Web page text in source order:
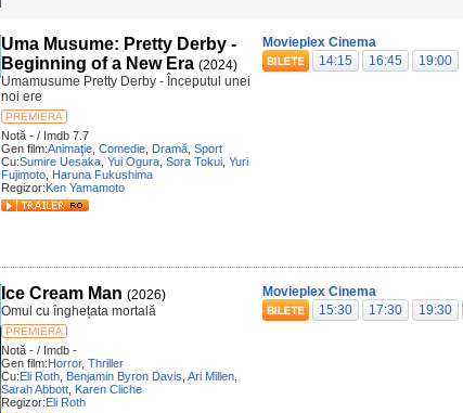
Uma Musume: Pretty Derby -
Beginning of a New Era (2024)
Umamusume Pretty Derby - Începutul unei
noi ere
PREMIERA
Notă - / Imdb 7.7
Gen film:Animaţie Comedie Dramă Sport
Cu:Sumire Uesaka Yui Ogura Sora Tokui Yuri
Fujimoto Haruna Fukushima
Regizor:Ken Yamamoto
Movieplex Cinema
14:15
16:45 19:00
Ice Cream Man (2026)
Omul cu înghețata mortală
PREMIERA
Notă - / Imdb -
Gen film:Horror, Thriller
Cu:Eli Roth Benjamin Byron Davis Ari Millen
Sarah Abbott Karen Cliche
Regizor:Eli Roth
Movieplex Cinema
15:30
17:30 19:30